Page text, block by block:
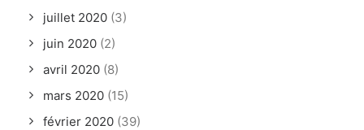
juillet 2020 (3)
juin 2020 (2)
avril 2020 (8)
mars 2020 (15)
février 2020 (39)